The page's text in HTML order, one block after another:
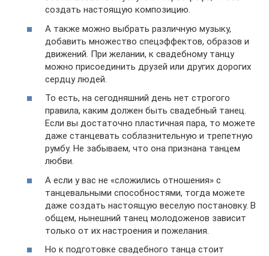
создать настоящую композицию.
А также можно выбрать различную музыку,
добавить множество спецэффектов, образов и
движений. При желании, к свадебному танцу
можно присоединить друзей или других дорогих
сердцу людей.
То есть, на сегодняшний день нет строгого
правила, каким должен быть свадебный танец.
Если вы достаточно пластичная пара, то можете
даже станцевать соблазнительную и трепетную
румбу. Не забываем, что она признана танцем
любви.
А если у вас не «сложились отношения» с
танцевальными способностями, тогда можете
даже создать настоящую веселую постановку. В
общем, нынешний танец молодоженов зависит
только от их настроения и пожелания.
Но к подготовке свадебного танца стоит